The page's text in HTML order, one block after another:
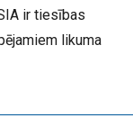
ir tiesības
likuma